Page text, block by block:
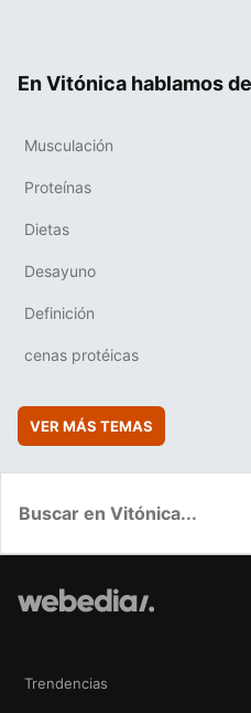
En Vitónica hablamos
Musculación
Proteínas
Dietas
Desayuno
Definición
cenas protéicas
VER MÁS TEMAS
Trendencias